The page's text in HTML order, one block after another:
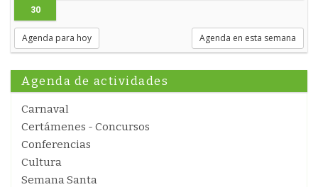
30
Agenda para hoy Agenda en esta semana
Agenda de actividades
Carnaval
Certámenes - Concursos
Conferencias
Cultura
Semana Santa